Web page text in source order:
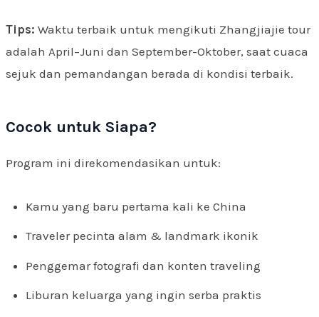
Tips: Waktu terbaik untuk mengikuti Zhangjiajie tour
adalah April–Juni dan September-Oktober, saat cuaca
sejuk dan pemandangan berada di kondisi terbaik.
Cocok untuk Siapa?
Program ini direkomendasikan untuk:
Kamu yang baru pertama kali ke China
Traveler pecinta alam & landmark ikonik
Penggemar fotografi dan konten traveling
Liburan keluarga yang ingin serba praktis